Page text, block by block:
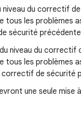
niveau du correctif
tous les problèmes
sécurité
niveau du correctif
tous les
correctif de sécurité
une seule mise